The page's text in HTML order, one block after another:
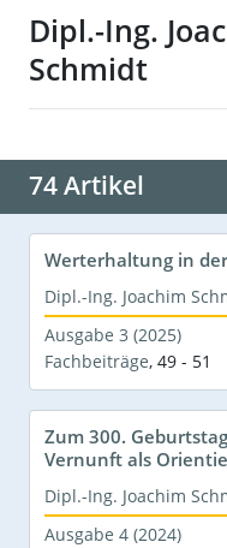
Dipl.-Ing.
Schmidt
74 Artikel
Werterhaltung in
Dipl.-Ing. Joachim
Ausgabe 3 (2025)
Fachbeiträge, 49 - 51
Zum 300.
Vernunft als
Dipl.-Ing. Joachim
Ausgabe 4 (2024)